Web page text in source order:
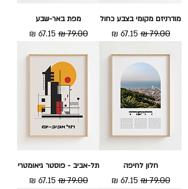
מודרניזם מקומי בצבע כחול
מחיר רגיל‏79.00 ‏₪ מחיר מבצע
מפת באר-שבע
מחיר רגיל‏79.00 ‏₪ מחיר מבצע
חלון לחיפה
מחיר רגיל‏79.00 ‏₪ מחיר מבצע
תל-אביב - פוסטר גיאומטרי
מחיר רגיל‏79.00 ‏₪ מחיר מבצע